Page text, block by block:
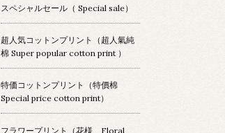
スペシャルセール（ Special sale）
超人気コットンプリント（超人氣純
棉 Super popular cotton print ）
特価コットンプリント（特價棉
Special price cotton print）
フラワープリント（花様 Floral